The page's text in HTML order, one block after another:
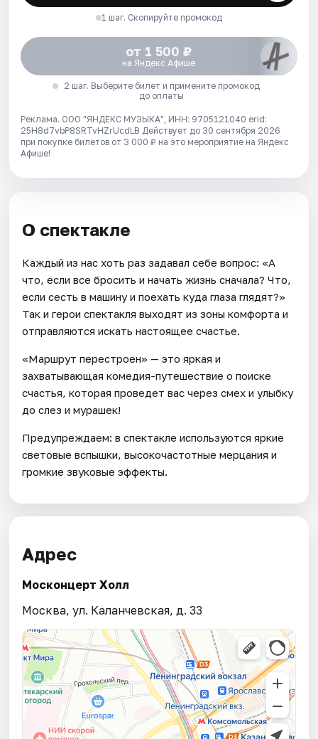
1 шаг. Скопируйте промокод
от 1 500 ₽
на Яндекс Афише
2 шаг. Выберите билет и примените промокод
до оплаты
Реклама. ООО "ЯНДЕКС МУЗЫКА", ИНН: 9705121040 erid:
25H8d7vbP8SRTvHZrUcdLB Действует до 30 сентября 2026
при покупке билетов от 3 000 ₽ на это мероприятие на Яндекс
Афише!
О спектакле
Каждый из нас хоть раз задавал себе вопрос: «А
что, если все бросить и начать жизнь сначала? Что,
если сесть в машину и поехать куда глаза глядят?»
Так и герои спектакля выходят из зоны комфорта и
отправляются искать настоящее счастье.
«Маршрут перестроен» — это яркая и
захватывающая комедия-путешествие о поиске
счастья, которая проведет вас через смех и улыбку
до слез и мурашек!
Предупреждаем: в спектакле используются яркие
световые вспышки, высокочастотные мерцания и
громкие звуковые эффекты.
Адрес
Москонцерт Холл
Москва, ул. Каланчевская, д. 33